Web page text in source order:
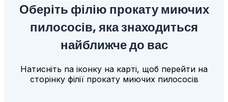
Оберіть філію прокату миючих
пилососів, яка знаходиться
найближче до вас
Натисніть na іконку на карті, щоб перейти на
сторінку філії прокату миючих пилососів